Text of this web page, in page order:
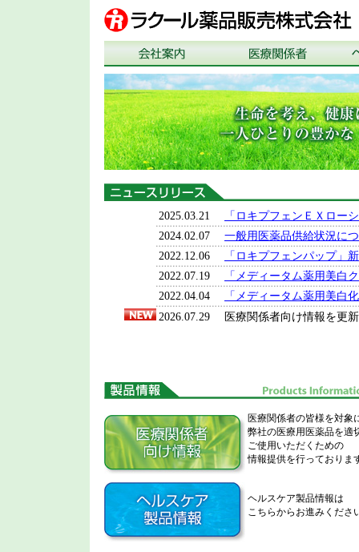
2025.03.21
「ロキプフェンＥＸロー
2024.02.07
一般用医薬品供給状況に
2022.12.06
「ロキプフェンパップ」
2022.07.19
「メディータム薬用美白
2022.04.04
「メディータム薬用美白
2026.07.29
医療関係者向け情報を更
医療関係者の皆様を対象
弊社の医療用医薬品を適
ご使用いただくための
情報提供を行っておりま
ヘルスケア製品情報は
こちらからお進みくださ